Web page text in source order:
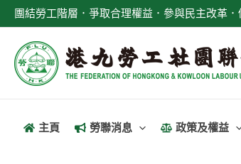
至
團結勞工階層．爭取合理權益．參與民主改革
主頁 勞聯消息 政策及權益